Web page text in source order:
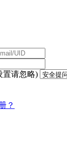
置请忽略)
？